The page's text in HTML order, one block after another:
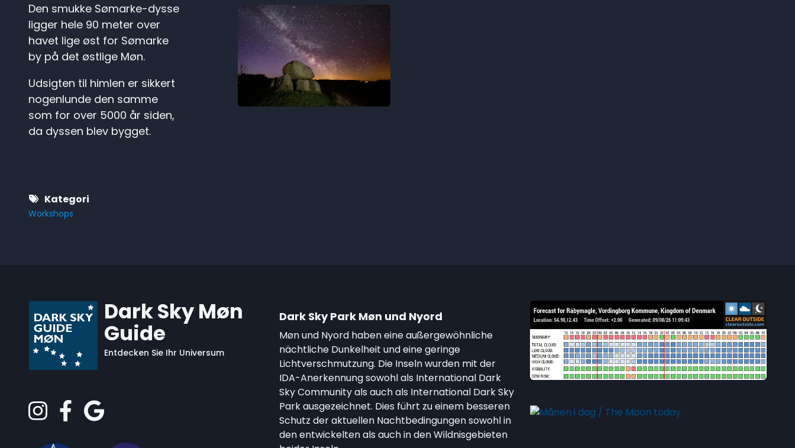
Den smukke Sømarke-dysse
ligger hele 90 meter over
havet lige øst for Sømarke
by på det østlige Møn.
Udsigten til himlen er sikkert
nogenlunde den samme
som for over 5000 år siden,
da dyssen blev bygget.
Kategori
Workshops
Dark Sky Møn
Guide
Entdecken Sie Ihr Universum
Dark Sky Park Møn und Nyord
Møn und Nyord haben eine außergewöhnliche
nächtliche Dunkelheit und eine geringe
Lichtverschmutzung. Die Inseln wurden mit der
IDA-Anerkennung sowohl als International Dark
Sky Community als auch als International Dark Sky
Park ausgezeichnet. Dies führt zu einem besseren
Schutz der aktuellen Nachtbedingungen sowohl in
den entwickelten als auch in den Wildnisgebieten